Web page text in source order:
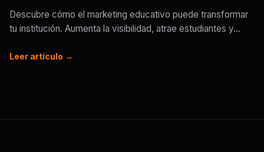
Descubre cómo el marketing educativo puede transformar
tu institución. Aumenta la visibilidad, atrae estudiantes y...
Leer artículo →